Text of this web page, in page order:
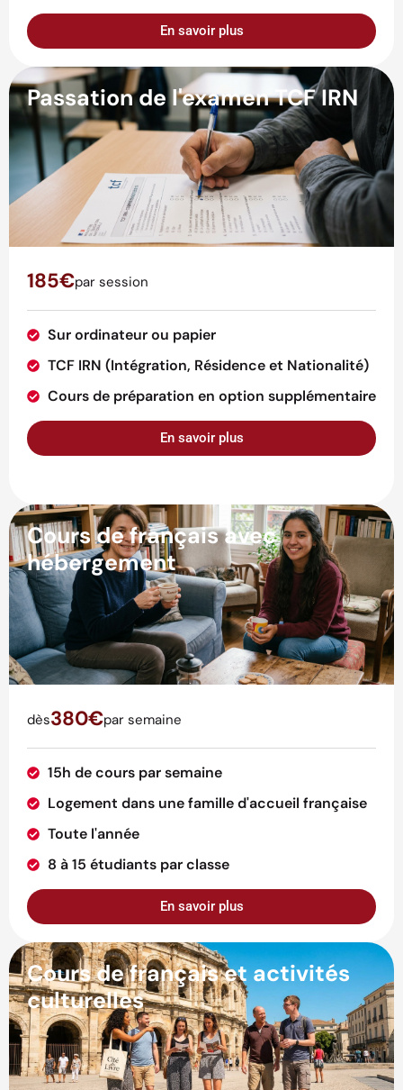
En savoir plus
Passation de l'examen TCF IRN
185€par session
Sur ordinateur ou papier
TCF IRN (Intégration, Résidence et Nationalité)
Cours de préparation en option supplémentaire
En savoir plus
Cours de français avec
hébergement
dès380€par semaine
15h de cours par semaine
Logement dans une famille d'accueil française
Toute l'année
8 à 15 étudiants par classe
En savoir plus
Cours de français et activités
culturelles